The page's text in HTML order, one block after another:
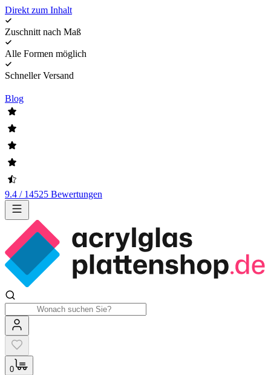
Direkt zum Inhalt
Zuschnitt nach Maß
Alle Formen möglich
Schneller Versand
Blog
9.4 / 14525 Bewertungen
0